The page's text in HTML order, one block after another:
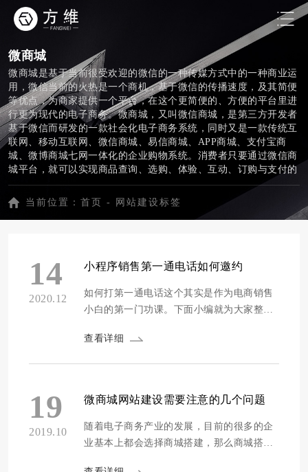
微商城
微商城是基于当前很受欢迎的微信的一种传媒方式中的一种商业运
用，微信当前的火热是一个商机，基于微信的传播速度，及其简便
等优点，为商家提供一个平台，在这个更简便的、方便的平台里进
行更为现代的电子商务。微商城，又叫微信商城，是第三方开发者
基于微信而研发的一款社会化电子商务系统，同时又是一款传统互
联网、移动互联网、微信商城、易信商城、APP商城、支付宝商
城、微博商城七网一体化的企业购物系统。消费者只要通过微信商
城平台，就可以实现商品查询、选购、体验、互动、订购与支付的
线上线下一体化服务模式。
当前位置： 首页 - 网站建设标签
14
2020.12
小程序销售第一通电话如何邀约
如何打第一通电话这个其实是作为电商销售
小白的第一门功课。下面小编就为大家整理
区：场景模拟； 您好，请问是XX公司的李
这个是你吗？！ 需要反省； 最大误区：提
出很容易被拒绝的问题 （你现在有时间吗？
你想了解一下？你了解...
查看详细
19
2019.10
微商城网站建设需要注意的几个问题
随着电子商务产业的发展，目前的很多的企
业基本上都会选择商城搭建，那么商城搭建